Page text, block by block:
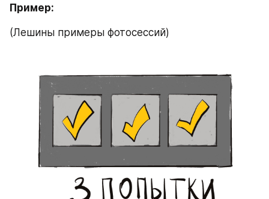
Пример:
(Лешины примеры фотосессий)